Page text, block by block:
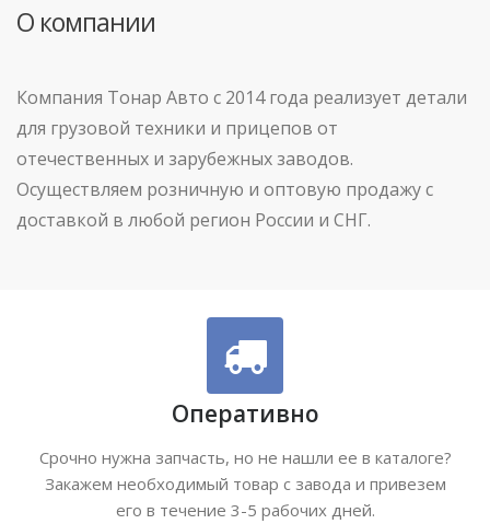
О компании
Компания Тонар Авто с 2014 года реализует детали
для грузовой техники и прицепов от
отечественных и зарубежных заводов.
Осуществляем розничную и оптовую продажу с
доставкой в любой регион России и СНГ.
Оперативно
Срочно нужна запчасть, но не нашли ее в каталоге?
Закажем необходимый товар с завода и привезем
его в течение 3-5 рабочих дней.